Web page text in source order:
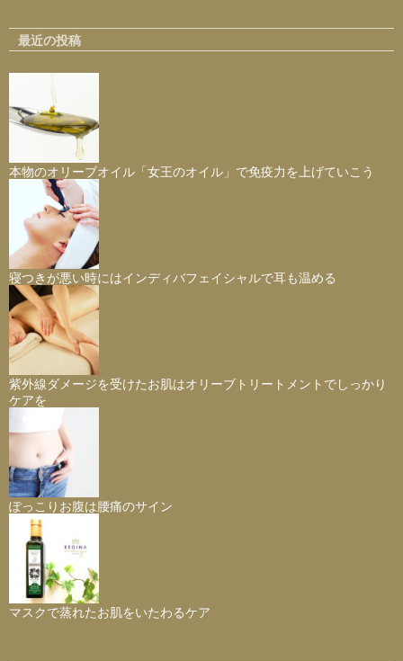
最近の投稿
本物のオリーブオイル「女王のオイル」で免疫力を上げていこう
寝つきが悪い時にはインディバフェイシャルで耳も温める
紫外線ダメージを受けたお肌はオリーブトリートメントでしっかり
ケアを
ぽっこりお腹は腰痛のサイン
マスクで蒸れたお肌をいたわるケア